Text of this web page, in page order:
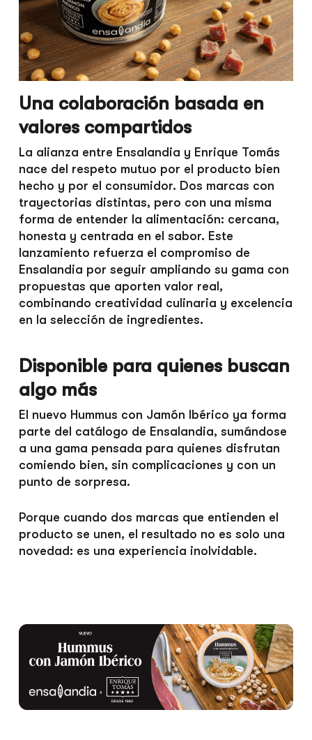
Una colaboración basada en
valores compartidos
La alianza entre Ensalandia y Enrique Tomás
nace del respeto mutuo por el producto bien
hecho y por el consumidor. Dos marcas con
trayectorias distintas, pero con una misma
forma de entender la alimentación: cercana,
honesta y centrada en el sabor. Este
lanzamiento refuerza el compromiso de
Ensalandia por seguir ampliando su gama con
propuestas que aporten valor real,
combinando creatividad culinaria y excelencia
en la selección de ingredientes.
Disponible para quienes buscan
algo más
El nuevo Hummus con Jamón Ibérico ya forma
parte del catálogo de Ensalandia, sumándose
a una gama pensada para quienes disfrutan
comiendo bien, sin complicaciones y con un
punto de sorpresa.
Porque cuando dos marcas que entienden el
producto se unen, el resultado no es solo una
novedad: es una experiencia inolvidable.